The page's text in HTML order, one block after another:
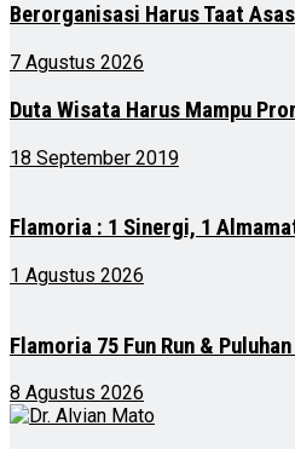
Berorganisasi Harus Taat
7 Agustus 2026
Duta Wisata Harus Mampu
18 September 2019
Flamoria : 1 Sinergi, 1
1 Agustus 2026
Flamoria 75 Fun Run &
8 Agustus 2026